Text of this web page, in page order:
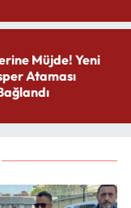
Müjde! Yeni
Ataması